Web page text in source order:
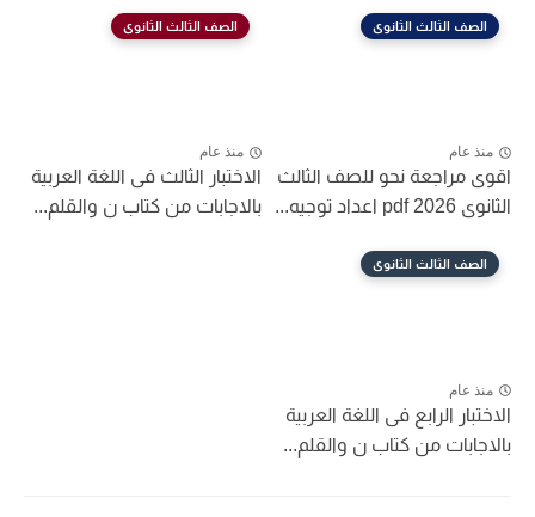
الصف الثالث الثانوى
منذ عام
اقوى مراجعة نحو للصف الثالث
الثانوى 2026 pdf اعداد توجيه...
الصف الثالث الثانوى
منذ عام
الاختبار الثالث فى اللغة العربية
بالاجابات من كتاب ن والقلم...
الصف الثالث الثانوى
منذ عام
الاختبار الرابع فى اللغة العربية
بالاجابات من كتاب ن والقلم...